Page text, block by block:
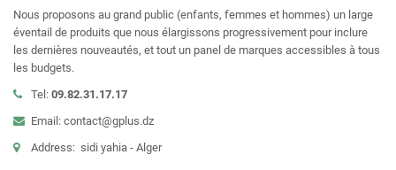
Nous proposons au grand public (enfants, femmes et hommes) un large
éventail de produits que nous élargissons progressivement pour inclure
les dernières nouveautés, et tout un panel de marques accessibles à tous
les budgets.
Tel: 09.82.31.17.17
Email: contact@gplus.dz
Address: sidi yahia - Alger